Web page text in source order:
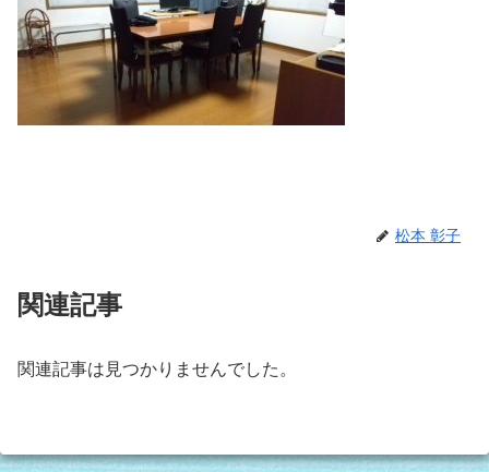
松本 彰子
関連記事
関連記事は見つかりませんでした。